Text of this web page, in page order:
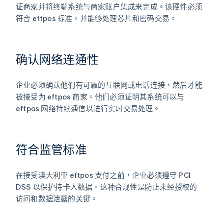
证商家并将终端系统与商家账户集成来完成。该硬件必须
符合 eftpos 标准，并能够处理芯片和密码交易。
确认网络连通性
企业必须确认他们有可靠的互联网或电话连接，然后才能
被接受为 eftpos 商家。他们必须证明其系统可以与
eftpos 网络持续通信以进行实时交易处理。
符合监管标准
在接受澳大利亚 eftpos 支付之前，企业必须遵守 PCI
DSS 以保护持卡人数据。这种合规性是防止未经授权的
访问和数据泄露的关键。